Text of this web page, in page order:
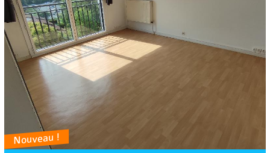
Nouveau !